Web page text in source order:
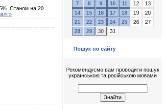
Станом на 20
»
7
8 9 10 11 12
13
14
15 16 17 18 19
20
21
22 23 24 25 26
27
28
29 30 31
Пошук по сайту
Рекомендуємо вам проводити пошук
українською та російською мовами